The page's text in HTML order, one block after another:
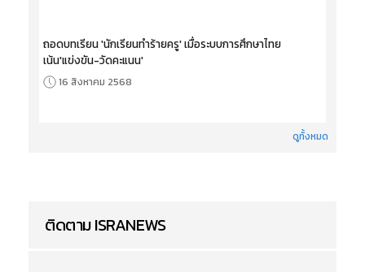
ถอดบทเรียน 'นักเรียนทำร้ายครู' เมื่อระบบการศึกษาไทย
เน้น'แข่งขัน-วัดคะแนน'
16 สิงหาคม 2568
ดูทั้งหมด
ติดตาม ISRANEWS